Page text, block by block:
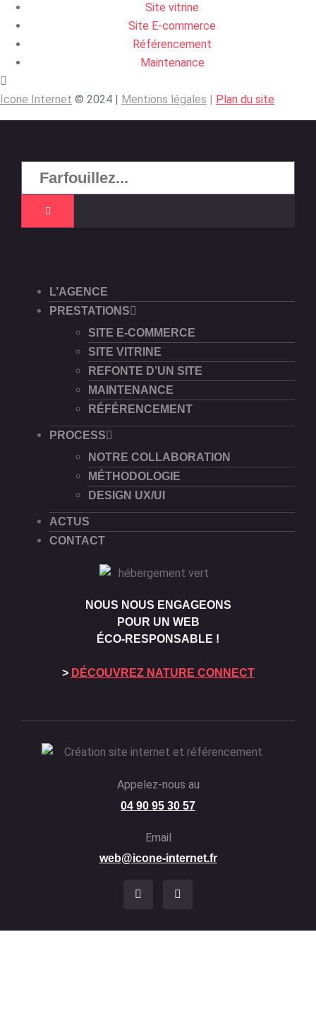
Site vitrine
Site E-commerce
Référencement
Maintenance
Icone Internet © 2024 | Mentions légales Plan du site
L’AGENCE
PRESTATIONS
SITE E-COMMERCE
SITE VITRINE
REFONTE D’UN SITE
MAINTENANCE
RÉFÉRENCEMENT
PROCESS
NOTRE COLLABORATION
MÉTHODOLOGIE
DESIGN UX/UI
ACTUS
CONTACT
NOUS NOUS ENGAGEONS
POUR UN WEB
ÉCO-RESPONSABLE !
> DÉCOUVREZ NATURE CONNECT
Appelez-nous au
04 90 95 30 57
Email
web@icone-internet.fr